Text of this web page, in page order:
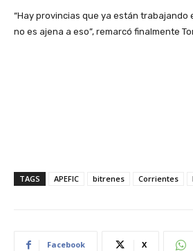
“Hay provincias que ya están trabajando
no es ajena a eso”, remarcó finalmente
TAGS APEFIC bitrenes Corrientes
Facebook X